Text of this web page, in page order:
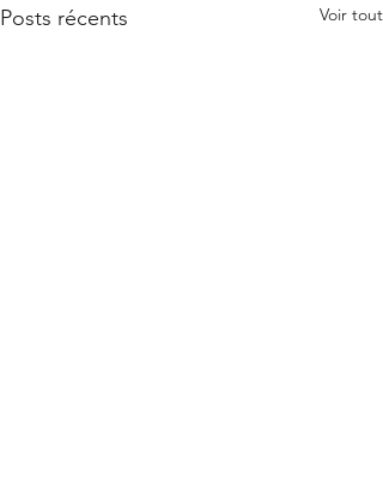
Posts récents Voir tout